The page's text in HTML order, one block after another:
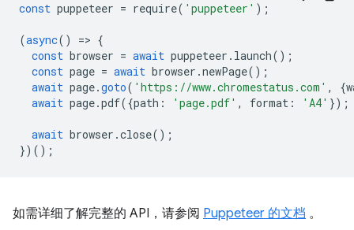
const puppeteer = require( 'puppeteer' );
(async() => {
const browser = await puppeteer . launch();
const page = await browser .newPage();
await page.goto( 'https://www.chromestatus.com' , {
await page.pdf({path : 'page.pdf' , format : 'A4' });
await browser .close();
})();
如需详细了解完整的 API，请参阅 Puppeteer 的文档 。